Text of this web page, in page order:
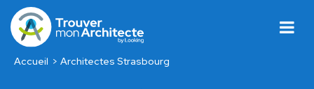
Accueil Architectes Strasbourg